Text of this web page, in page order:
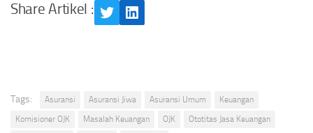
Share Artikel :
TwitterLinkedIn
Tags: Asuransi Asuransi Jiwa Asuransi Umum
Keuangan
Komisioner OJK
Masalah Keuangan OJK
Ototitas Jasa Keuangan